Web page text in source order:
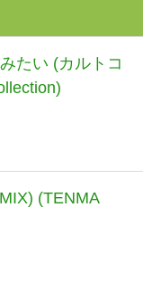
たい (カルトコ
(TENMA